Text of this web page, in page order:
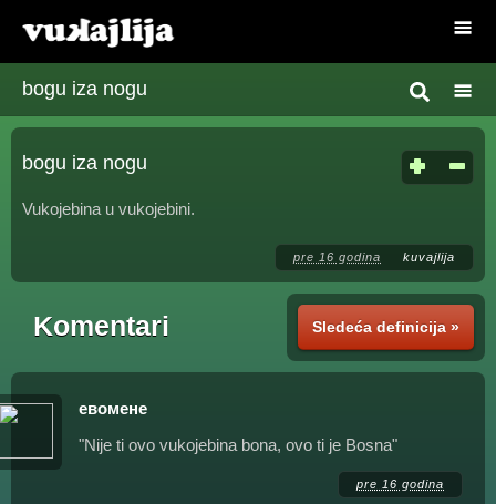
bogu iza nogu
bogu iza nogu
Vukojebina u vukojebini.
pre 16 godina kuvajlija
Sledeća definicija »
Komentari
евомене
"Nije ti ovo vukojebina bona, ovo ti je Bosna"
pre 16 godina